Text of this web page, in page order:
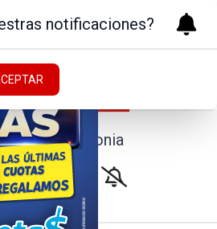
de la Patagonia
notificaciones?